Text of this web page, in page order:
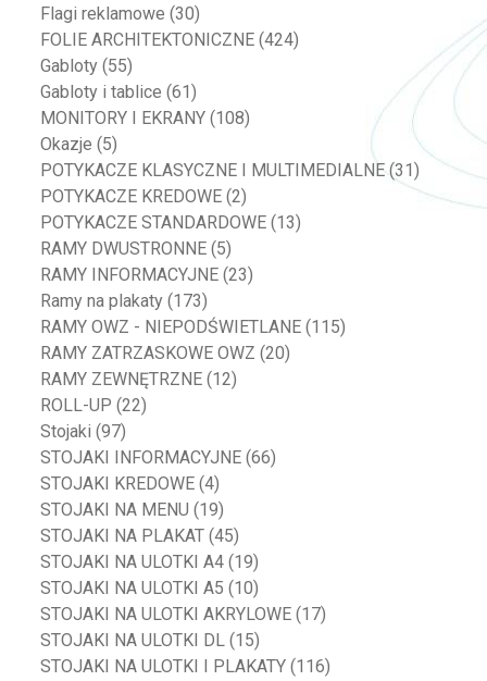
Flagi reklamowe (30)
FOLIE ARCHITEKTONICZNE (424)
Gabloty (55)
Gabloty i tablice (61)
MONITORY I EKRANY (108)
Okazje (5)
POTYKACZE KLASYCZNE I MULTIMEDIALNE (31)
POTYKACZE KREDOWE (2)
POTYKACZE STANDARDOWE (13)
RAMY DWUSTRONNE (5)
RAMY INFORMACYJNE (23)
Ramy na plakaty (173)
RAMY OWZ - NIEPODŚWIETLANE (115)
RAMY ZATRZASKOWE OWZ (20)
RAMY ZEWNĘTRZNE (12)
ROLL-UP (22)
Stojaki (97)
STOJAKI INFORMACYJNE (66)
STOJAKI KREDOWE (4)
STOJAKI NA MENU (19)
STOJAKI NA PLAKAT (45)
STOJAKI NA ULOTKI A4 (19)
STOJAKI NA ULOTKI A5 (10)
STOJAKI NA ULOTKI AKRYLOWE (17)
STOJAKI NA ULOTKI DL (15)
STOJAKI NA ULOTKI I PLAKATY (116)